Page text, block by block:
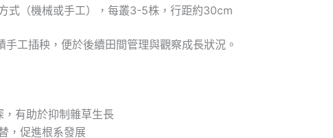
式（機械或手工），每叢3-5株，行距約30cm
工插秧，便於後續田間管理與觀察成長狀況。
有助於抑制雜草生長
，促進根系發展